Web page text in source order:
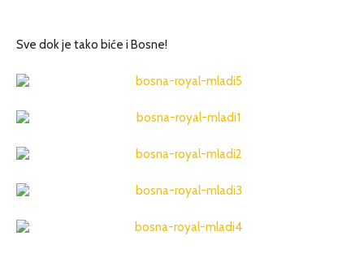
Sve dok je tako biće i Bosne!